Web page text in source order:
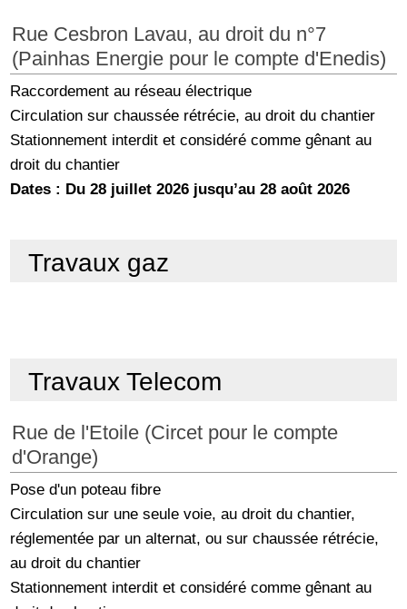
Rue Cesbron Lavau, au droit du n°7
(Painhas Energie pour le compte d'Enedis)
Raccordement au réseau électrique
Circulation sur chaussée rétrécie, au droit du chantier
Stationnement interdit et considéré comme gênant au
droit du chantier
Dates : Du 28 juillet 2026 jusqu’au 28 août 2026
Travaux gaz
Travaux Telecom
Rue de l'Etoile (Circet pour le compte
d'Orange)
Pose d'un poteau fibre
Circulation sur une seule voie, au droit du chantier,
réglementée par un alternat, ou sur chaussée rétrécie,
au droit du chantier
Stationnement interdit et considéré comme gênant au